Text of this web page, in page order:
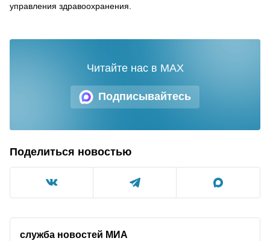
управления здравоохранения.
Подписывайтесь
Читайте нас в MAX
Поделиться новостью
служба новостей МИА